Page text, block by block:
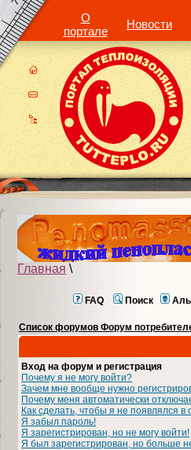
О
портале
Новости
Главная \
FAQ Поиск
Список форумов Форум
Вход на форум и регистрация
Почему я не могу войти?
Зачем мне вообще нужно
Почему меня автоматически
Как сделать, чтобы я не появлялся в
Я забыл пароль!
Я зарегистрирован, но не могу войти!
Я был зарегистрирован, но больше